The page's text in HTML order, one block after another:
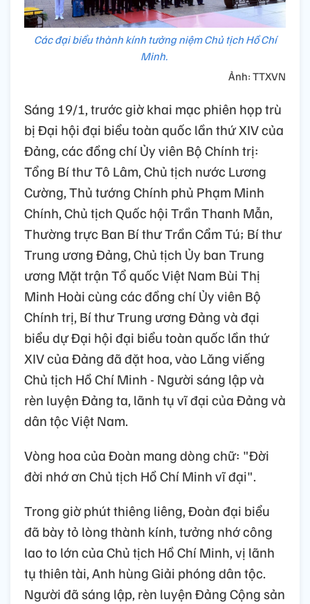
Các đại biểu thành kính tưởng niệm Chủ tịch Hồ Chí
Minh.
Ảnh: TTXVN
Sáng 19/1, trước giờ khai mạc phiên họp trù
bị Đại hội đại biểu toàn quốc lần thứ XIV của
Đảng, các đồng chí Ủy viên Bộ Chính trị:
Tổng Bí thư Tô Lâm, Chủ tịch nước Lương
Cường, Thủ tướng Chính phủ Phạm Minh
Chính, Chủ tịch Quốc hội Trần Thanh Mẫn,
Thường trực Ban Bí thư Trần Cẩm Tú; Bí thư
Trung ương Đảng, Chủ tịch Ủy ban Trung
ương Mặt trận Tổ quốc Việt Nam Bùi Thị
Minh Hoài cùng các đồng chí Ủy viên Bộ
Chính trị, Bí thư Trung ương Đảng và đại
biểu dự Đại hội đại biểu toàn quốc lần thứ
XIV của Đảng đã đặt hoa, vào Lăng viếng
Chủ tịch Hồ Chí Minh - Người sáng lập và
rèn luyện Đảng ta, lãnh tụ vĩ đại của Đảng và
dân tộc Việt Nam.
Vòng hoa của Đoàn mang dòng chữ: "Đời
đời nhớ ơn Chủ tịch Hồ Chí Minh vĩ đại".
Trong giờ phút thiêng liêng, Đoàn đại biểu
đã bày tỏ lòng thành kính, tưởng nhớ công
lao to lớn của Chủ tịch Hồ Chí Minh, vị lãnh
tụ thiên tài, Anh hùng Giải phóng dân tộc.
Người đã sáng lập, rèn luyện Đảng Cộng sản